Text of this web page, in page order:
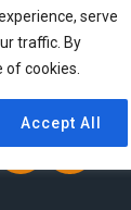
serve
traffic. By
of cookies.
Accept All